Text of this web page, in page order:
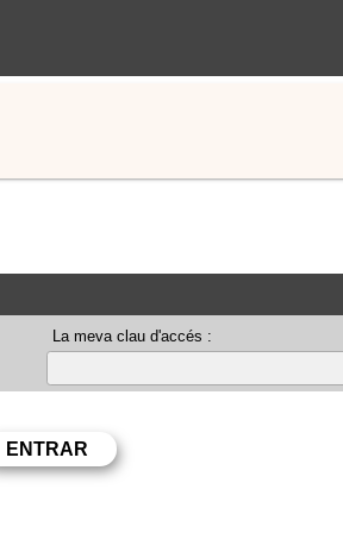
La meva clau d'accés :